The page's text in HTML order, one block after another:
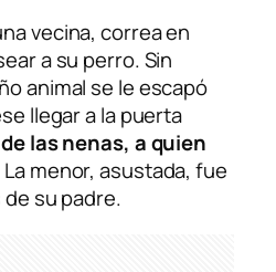
vecina, correa en
a su perro. Sin
animal se le escapó
llegar a la puerta
las nenas, a quien
La menor, asustada, fue
su padre.